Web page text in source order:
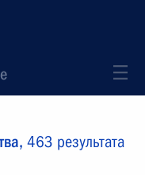
463 результата